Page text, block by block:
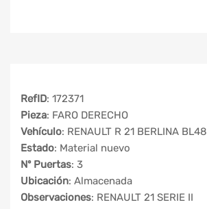
RefID: 172371
Pieza: FARO DERECHO
Vehículo: RENAULT R 21 BERLINA BL48
Estado: Material nuevo
Nº Puertas: 3
Ubicación: Almacenada
Observaciones: RENAULT 21 SERIE II